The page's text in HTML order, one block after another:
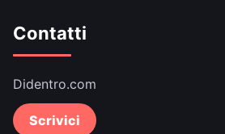
Contatti
Didentro.com
Scrivici